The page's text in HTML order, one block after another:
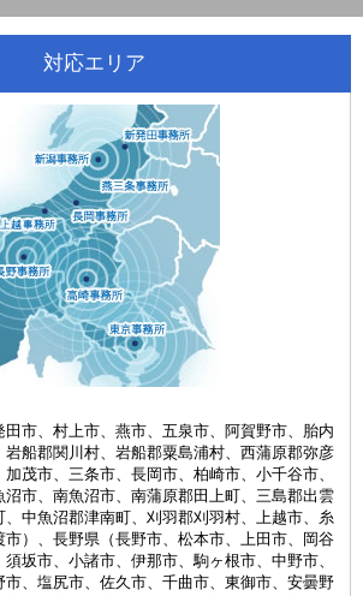
対応エリア
田市、村上市、燕市、五泉市、阿賀野市、胎内
船郡関川村、岩船郡粟島浦村、西蒲原郡弥彦
茂市、三条市、長岡市、柏崎市、小千谷市、
市、南魚沼市、南蒲原郡田上町、三島郡出雲
中魚沼郡津南町、刈羽郡刈羽村、上越市、糸
）、長野県（長野市、松本市、上田市、岡谷
坂市、小諸市、伊那市、駒ヶ根市、中野市、
市、塩尻市、佐久市、千曲市、東御市、安曇野